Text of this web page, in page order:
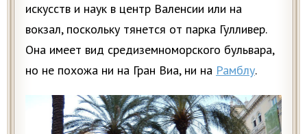
искусств и наук в центр Валенсии или на
вокзал, поскольку тянется от парка Гулливер.
Она имеет вид средиземноморского бульвара,
но не похожа ни на Гран Виа, ни на Рамблу.